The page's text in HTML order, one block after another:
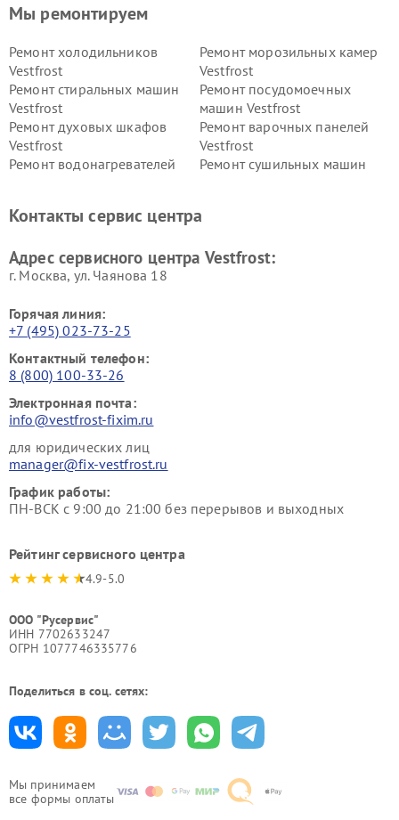
Мы принимаем
все формы оплаты
Мы ремонтируем
Ремонт холодильников
Vestfrost
Ремонт морозильных камер
Vestfrost
Ремонт стиральных машин
Vestfrost
Ремонт посудомоечных
машин Vestfrost
Ремонт духовых шкафов
Vestfrost
Ремонт варочных панелей
Vestfrost
Ремонт водонагревателей
Ремонт сушильных машин
Vestfrost
Контакты сервис центра
Адрес сервисного центра Vestfrost:
г. Москва, ул. Чаянова 18
Горячая линия:
+7 (495) 023-73-25
Контактный телефон:
8 (800) 100-33-26
Электронная почта:
info@vestfrost-fixim.ru
для юридических лиц
manager@fix-vestfrost.ru
График работы:
ПН-ВСК с 9:00 до 21:00 без перерывов и выходных
Рейтинг сервисного центра
4.9-5.0
ООО "Русервис"
ИНН 7702633247
ОГРН 1077746335776
Поделиться в соц. сетях: